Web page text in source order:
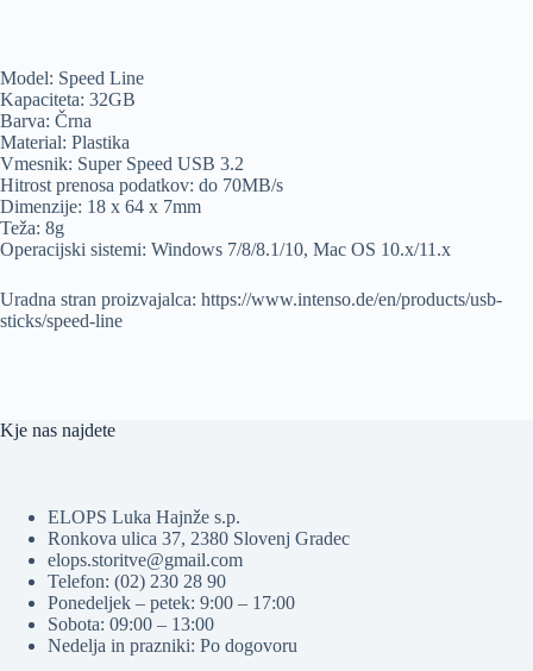
Model: Speed Line
Kapaciteta: 32GB
Barva: Črna
Material: Plastika
Vmesnik: Super Speed USB 3.2
Hitrost prenosa podatkov: do 70MB/s
Dimenzije: 18 x 64 x 7mm
Teža: 8g
Operacijski sistemi: Windows 7/8/8.1/10, Mac OS 10.x/11.x
Uradna stran proizvajalca: https://www.intenso.de/en/products/usb-
sticks/speed-line
Kje nas najdete
ELOPS Luka Hajnže s.p.
Ronkova ulica 37, 2380 Slovenj Gradec
elops.storitve@gmail.com
Telefon: (02) 230 28 90
Ponedeljek – petek: 9:00 – 17:00
Sobota: 09:00 – 13:00
Nedelja in prazniki: Po dogovoru